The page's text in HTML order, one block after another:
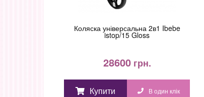
Коляска універсальна 2в1 Ibebe
istop/15 Gloss
28600грн.
Купити В один клік